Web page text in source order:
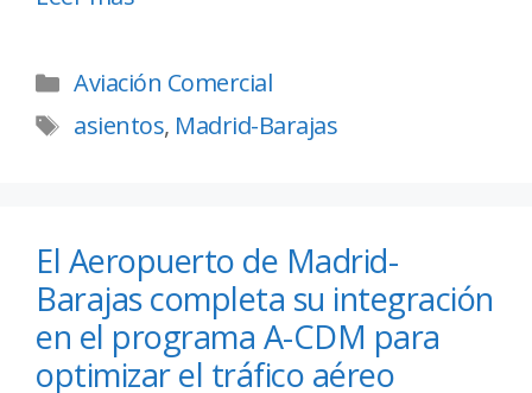
Aviación Comercial
asientos, Madrid-Barajas
El Aeropuerto de Madrid-
Barajas completa su integración
en el programa A-CDM para
optimizar el tráfico aéreo